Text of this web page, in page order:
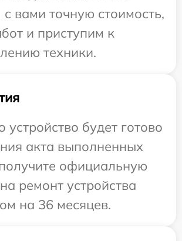
с вами точную стоимость,
и приступим к
техники.
устройство будет готово
акта выполненных
официальную
ремонт устройства
на 36 месяцев.